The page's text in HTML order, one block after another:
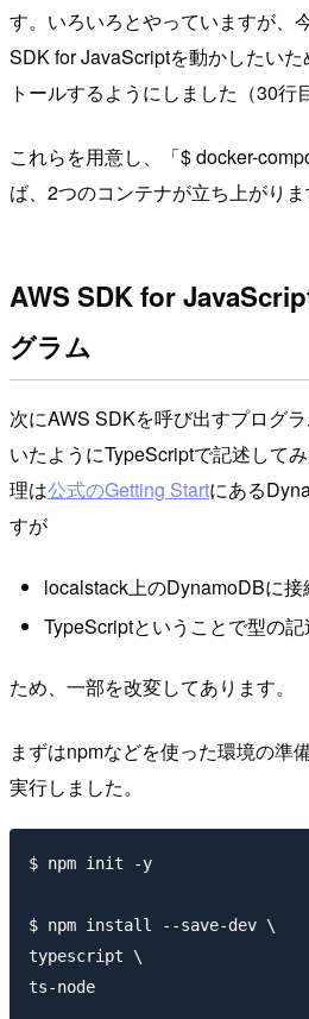
す。いろいろとやっていますが、
SDK for JavaScriptを動かしたい
トールするようにしました（30行
これらを用意し、「$ docker-
ば、2つのコンテナが立ち上がりま
AWS SDK for
グラム
次にAWS SDKを呼び出すプログ
いたようにTypeScriptで記述して
理は公式のGetting Startにある
すが
localstack上のDynamoDBに接
TypeScriptということで型の
ため、一部を改変してあります。
まずはnpmなどを使った環境の準
実行しました。
$ npm init -y
$ npm install --save-dev \
typescript \
ts-node